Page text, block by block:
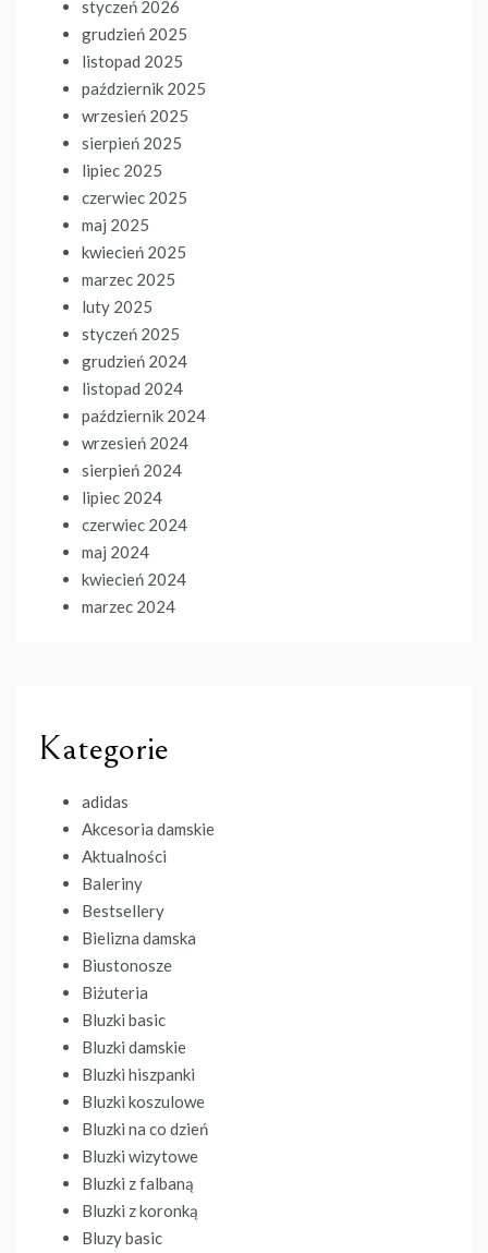
styczeń 2026
grudzień 2025
listopad 2025
październik 2025
wrzesień 2025
sierpień 2025
lipiec 2025
czerwiec 2025
maj 2025
kwiecień 2025
marzec 2025
luty 2025
styczeń 2025
grudzień 2024
listopad 2024
październik 2024
wrzesień 2024
sierpień 2024
lipiec 2024
czerwiec 2024
maj 2024
kwiecień 2024
marzec 2024
Kategorie
adidas
Akcesoria damskie
Aktualności
Baleriny
Bestsellery
Bielizna damska
Biustonosze
Biżuteria
Bluzki basic
Bluzki damskie
Bluzki hiszpanki
Bluzki koszulowe
Bluzki na co dzień
Bluzki wizytowe
Bluzki z falbaną
Bluzki z koronką
Bluzy basic